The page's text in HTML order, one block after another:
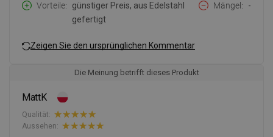
Vorteile
günstiger Preis, aus Edelstahl
gefertigt
Mängel -
Zeigen Sie den ursprünglichen Kommentar
Die Meinung betrifft dieses Produkt
MattK
Qualität:
Aussehen: